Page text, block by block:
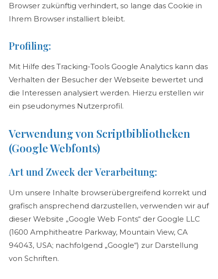
Browser zukünftig verhindert, so lange das Cookie in
Ihrem Browser installiert bleibt.
Profiling:
Mit Hilfe des Tracking-Tools Google Analytics kann das
Verhalten der Besucher der Webseite bewertet und
die Interessen analysiert werden. Hierzu erstellen wir
ein pseudonymes Nutzerprofil.
Verwendung von Scriptbibliotheken
(Google Webfonts)
Art und Zweck der Verarbeitung:
Um unsere Inhalte browserübergreifend korrekt und
grafisch ansprechend darzustellen, verwenden wir auf
dieser Website „Google Web Fonts“ der Google LLC
(1600 Amphitheatre Parkway, Mountain View, CA
94043, USA; nachfolgend „Google“) zur Darstellung
von Schriften.